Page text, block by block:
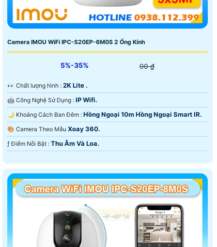
Camera IMOU WiFi IPC-S20EP-6M0S 2 Ống Kính
5%-35% 00 ₫
️👀 Chất lượng hình : 2K Lite .
🤖️ Công Nghệ Sử Dụng : IP Wifi.
🌙 Khoảng Cách Ban Đêm : Hồng Ngoại 10m Hồng Ngoại Smart IR.
🎨 Camera Theo Mẫu Xoay 360.
️ƒ Điểm Nỗi Bật : Thu Âm Và Loa.